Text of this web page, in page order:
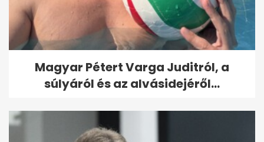
Magyar Pétert Varga Juditról, a
súlyáról és az alvásidejéről...